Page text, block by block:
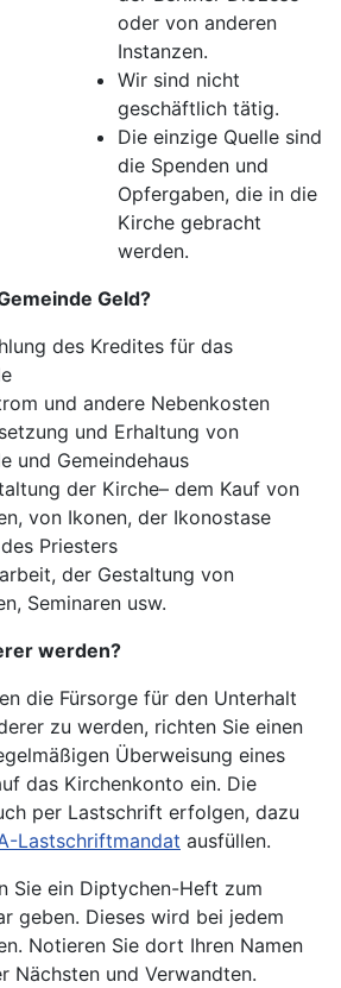
oder von anderen
Instanzen.
Wir sind nicht
geschäftlich tätig.
Die einzige Quelle sind
die Spenden und
Opfergaben, die in die
Kirche gebracht
werden.
Geld?
des Kredites für das
und andere Nebenkosten
und Erhaltung von
und Gemeindehaus
der Kirche– dem Kauf von
von Ikonen, der Ikonostase
Priesters
der Gestaltung von
Seminaren usw.
werden?
die Fürsorge für den Unterhalt
zu werden, richten Sie einen
Überweisung eines
das Kirchenkonto ein. Die
per Lastschrift erfolgen, dazu
Lastschriftmandat ausfüllen.
Sie ein Diptychen-Heft zum
geben. Dieses wird bei jedem
Notieren Sie dort Ihren Namen
Nächsten und Verwandten.